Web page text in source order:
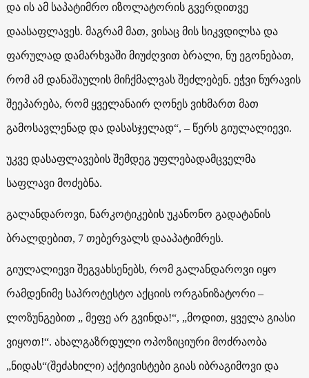
და ის ამ საპატიმრო იზოლატორის გვერდითვე
დაასაფლავეს. მაგრამ მათ, ვისაც მის სიკვდილსა და
ფარულად დამარხვაში მიუძღვით ბრალი, ნუ ეგონებათ,
რომ ამ დანაშაულის მიჩქმალვას შეძლებენ. ეჭვი ნურავის
შეეპარება, რომ ყველანაირ ღონეს ვიხმართ მათ
გამოსავლენად და დასასჯელად“, – წერს გიულალიევი.
უკვე დასაფლავების შემდეგ უფლებადამცველმა
საფლავი მოძებნა.
გალანდაროვი, ნარკოტიკების უკანონო გადატანის
ბრალდებით, 7 თებერვალს დააპატიმრეს.
გიულალიევი შეგვახსენებს, რომ გალანდაროვი იყო
რამდენიმე საპროტესტო აქციის ორგანიზატორი –
ლოზუნგებით „ მეფე არ გვინდა!“, „მოდით, ყველა გიასი
ვიყოთ!“. ახალგაზრდული ოპოზიციური მოძრაობა
„ნიდას“(შეძახილი) აქტივისტები გიას იბრაგიმოვი და